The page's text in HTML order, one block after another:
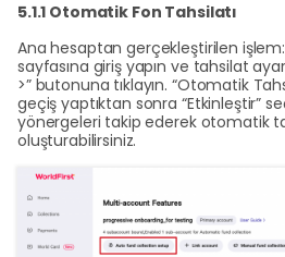
5.1.1 Otomatik Fon Tahsilatı
Ana hesaptan gerçekleştirilen
sayfasına giriş yapın ve tahsilat
>” butonuna tıklayın. “Otomatik
geçiş yaptıktan sonra “Etkinleştir”
yönergeleri takip ederek otomatik
oluşturabilirsiniz.